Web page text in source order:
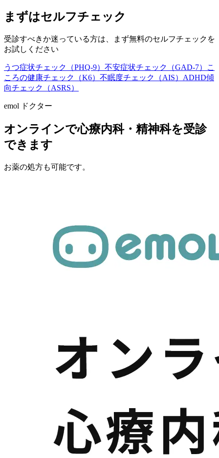
まずはセルフチェック
受診すべきか迷っている方は、まず無料のセルフチェックを
お試しください
うつ症状チェック（PHQ-9） 不安症状チェック（GAD-7）
こ
ころの健康チェック（K6） 不眠度チェック（AIS） ADHD傾
向チェック（ASRS）
emol ドクター
オンラインで心療内科・精神科を受診
できます
お薬の処方も可能です。